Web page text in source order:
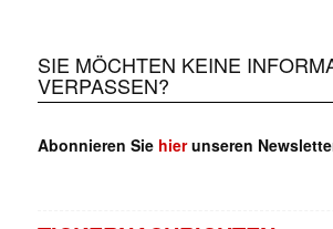
SIE MÖCHTEN KEINE
VERPASSEN?
Abonnieren Sie hierunseren